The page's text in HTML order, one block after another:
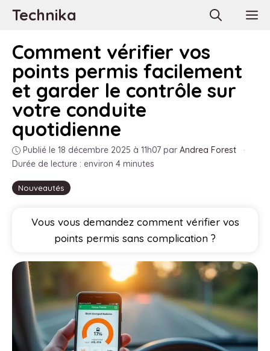
AllerTechnika
Nouveautés
Comment vérifier vos
points permis facilement
et garder le contrôle sur
votre conduite
quotidienne
Publié le 18 décembre 2025 à 11h07 par Andrea Forest
·
Durée de lecture : environ 4 minutes
Vous vous demandez comment vérifier vos
points permis sans complication ?